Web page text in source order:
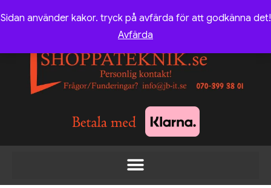
Sidan använder kakor. tryck på avfärda för att godkänna det!
Avfärda